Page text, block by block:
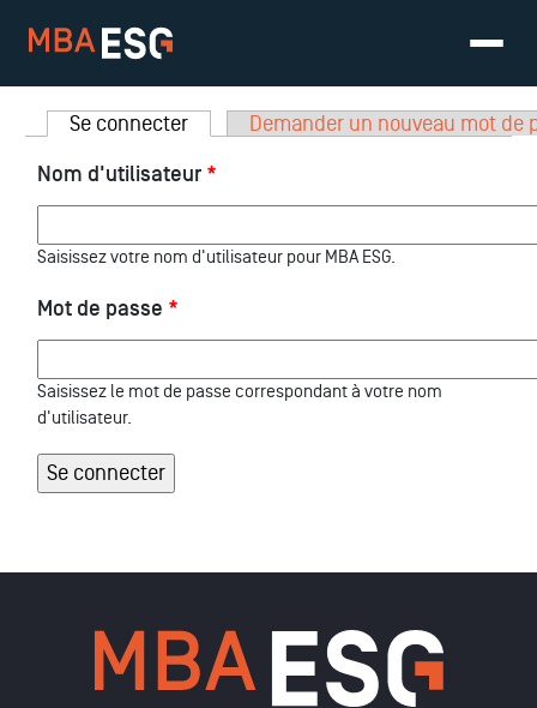
Onglets principaux
Se connecter (onglet actif)Demander un nouveau mot de
Nom d'utilisateur *
Saisissez votre nom d'utilisateur pour MBA ESG.
Mot de passe *
Saisissez le mot de passe correspondant à votre nom
d'utilisateur.